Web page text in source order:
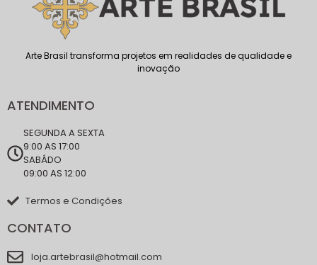
Arte Brasil transforma projetos em realidades de qualidade e
inovação
ATENDIMENTO
SEGUNDA A SEXTA
9:00 AS 17:00
SABÁDO
09:00 AS 12:00
Termos e Condições
CONTATO
loja.artebrasil@hotmail.com